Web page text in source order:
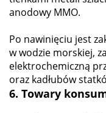
anodowy MMO.
Po nawinięciu jest
w wodzie morskiej,
elektrochemiczną
oraz kadłubów
6. Towary